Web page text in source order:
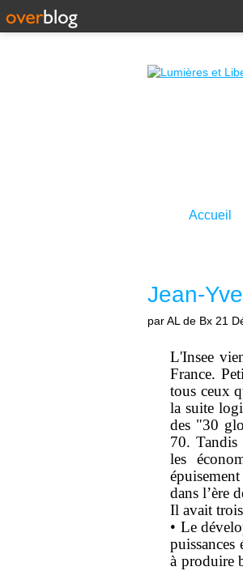
Accueil
Jean-
par AL de Bx 21
L'Insee
France.
tous ceux
la suite
des "30
70. Tandis
les
dans l’ère
Il avait
• Le
à produire